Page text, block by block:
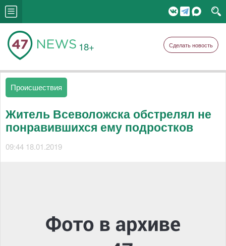
18+ Сделать новость
Происшествия
Житель Всеволожска обстрелял не
понравившихся ему подростков
09:44 18.01.2019